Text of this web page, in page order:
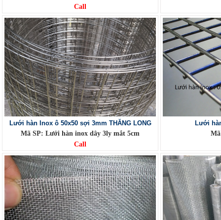
Call
Lưới hàn Inox ô 50x50 sợi 3mm THĂNG LONG
Mã SP: Lưới hàn inox dây 3ly mắt 5cm
Call
Lưới